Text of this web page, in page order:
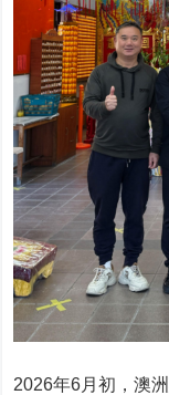
2026年6月初，澳